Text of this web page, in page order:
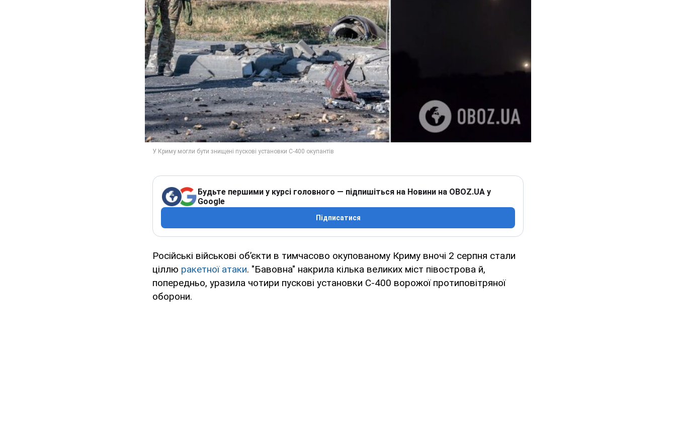
Будьте першими у курсі головного — підпишіться на Новини на OBOZ.UA у
Google
Підписатися
Російські військові об’єкти в тимчасово окупованому Криму вночі 2 серпня стали
ціллю ракетної атаки. "Бавовна" накрила кілька великих міст півострова й,
попередньо, уразила чотири пускові установки С-400 ворожої протиповітряної
оборони.